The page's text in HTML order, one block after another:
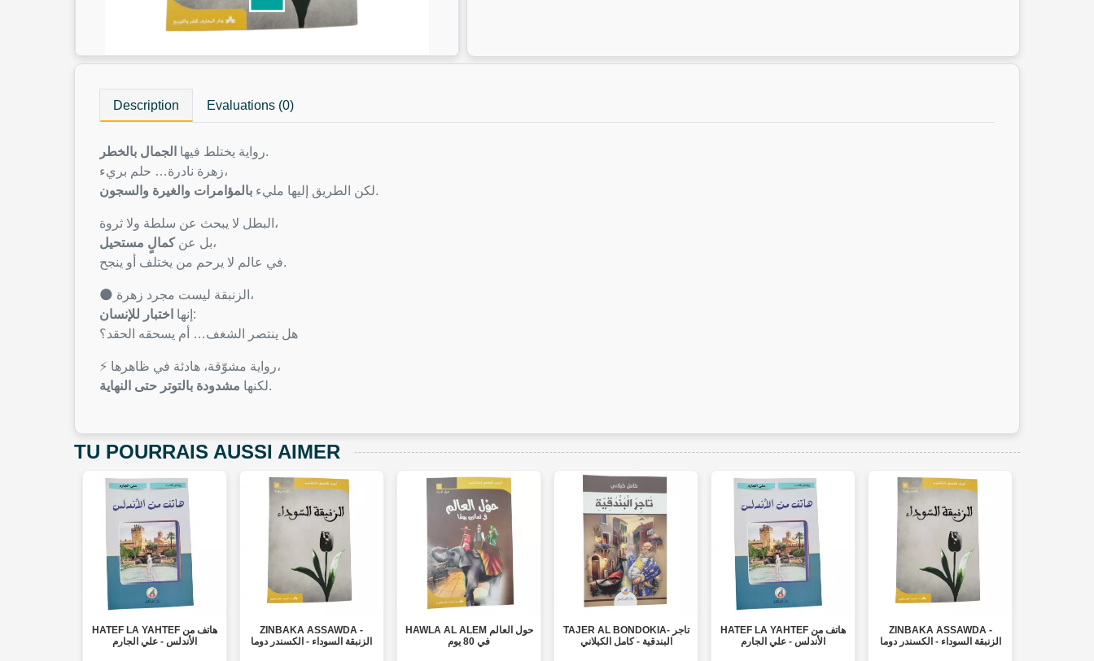
Description Evaluations (0)
رواية يختلط فيها الجمال بالخطر
.
زهرة نادرة… حلم بريء،
لكن الطريق إليها مليء بالمؤامرات والغيرة والسجون .
البطل لا يبحث عن سلطة ولا ثروة،
بل عنكمالٍ مستحيل
،
في عالم لا يرحم من يختلف أو ينجح.
🌑 الزنبقة ليست مجرد زهرة،
إنها اختبار للإنسان
:
هل ينتصر الشغف… أم يسحقه الحقد؟
⚡ رواية مشوّقة، هادئة في ظاهرها،
لكنها مشدودة بالتوتر حتى النهاية .
TU POURRAIS AUSSI AIMER
HATEF LA YAHTEF هاتف من
الأندلس - علي الجارم
ZINBAKA ASSAWDA -
الزنبقة السوداء - الكسندر دوما
HAWLA AL ALEM حول العالم
في 80 يوم
TAJER AL BONDOKIA- تاجر
البندقية - كامل الكيلاني
HATEF LA YAHTEF هاتف من
الأندلس - علي الجارم
ZINBAKA ASSAWDA -
الزنبقة السوداء - الكسندر دوما